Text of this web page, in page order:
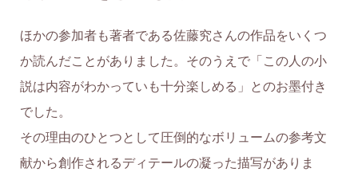
ほかの参加者も著者である佐藤究さんの作品をいくつ
か読んだことがありました。そのうえで「この人の小
説は内容がわかっていも十分楽しめる」とのお墨付き
でした。
その理由のひとつとして圧倒的なボリュームの参考文
献から創作されるディテールの凝った描写がありま